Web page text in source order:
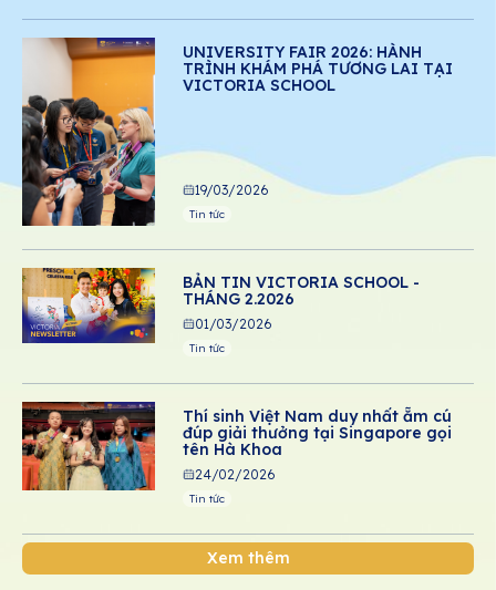
UNIVERSITY FAIR 2026: HÀNH
TRÌNH KHÁM PHÁ TƯƠNG LAI TẠI
VICTORIA SCHOOL
19/03/2026
Tin tức
BẢN TIN VICTORIA SCHOOL -
THÁNG 2.2026
01/03/2026
Tin tức
Thí sinh Việt Nam duy nhất ẵm cú
đúp giải thưởng tại Singapore gọi
tên Hà Khoa
24/02/2026
Tin tức
Xem thêm